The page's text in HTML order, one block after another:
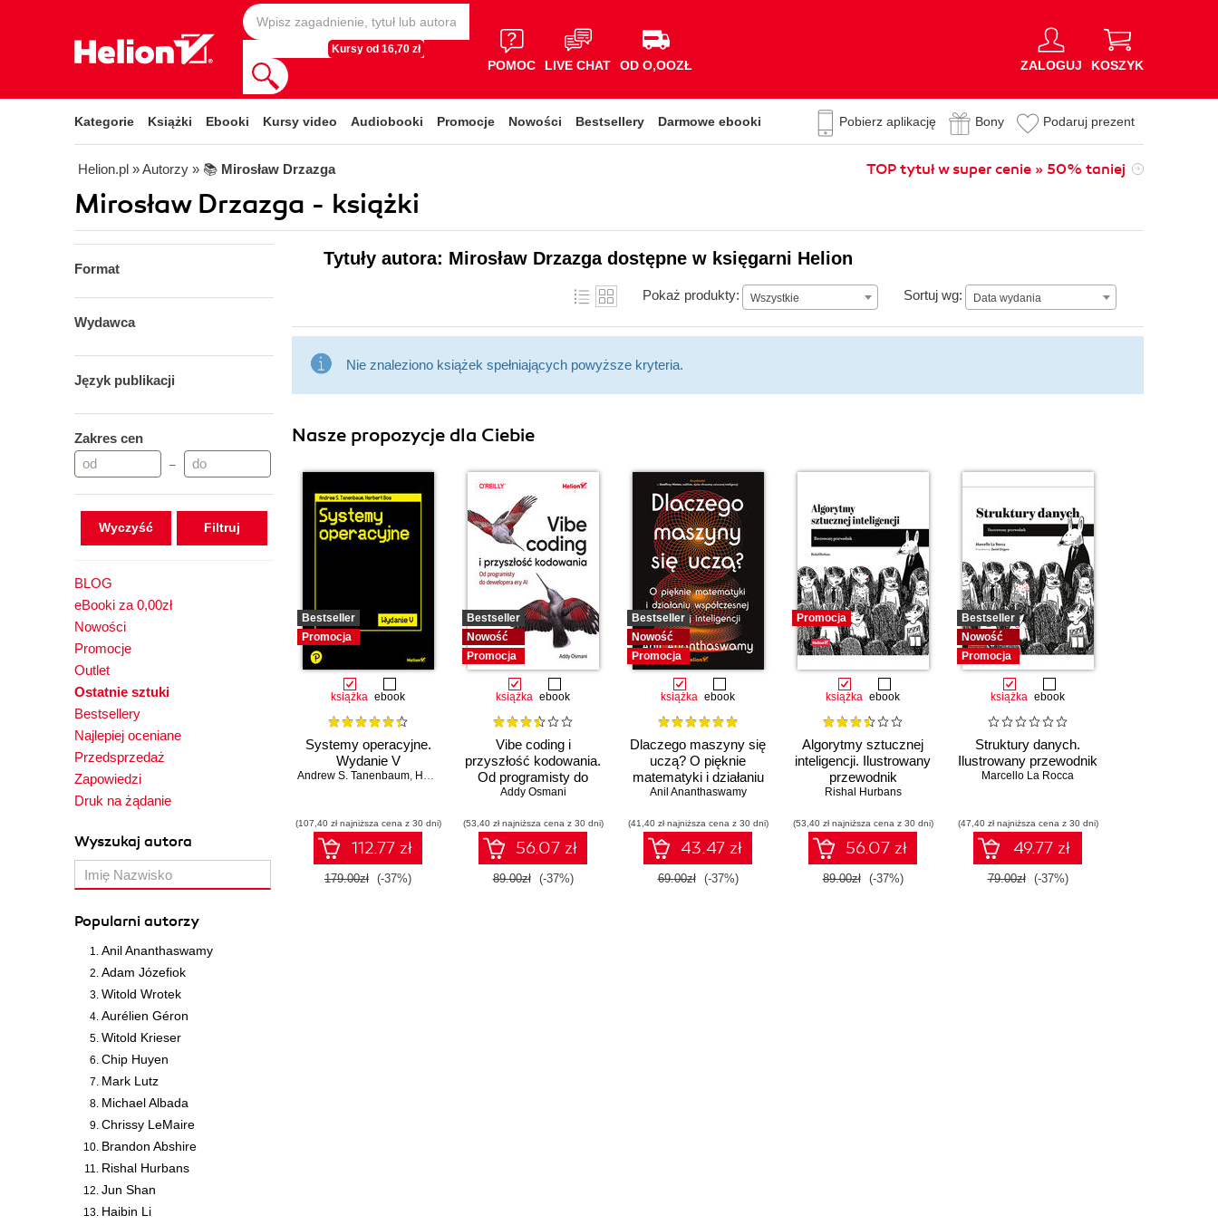
Kursy od 16,70 zł
POMOC LIVE CHAT OD O,OOZŁ ZALOGUJ KOSZYK
Kategorie Książki Ebooki Kursy video Audiobooki Promocje Nowości Bestsellery Darmowe ebooki Pobierz aplikację Bony Podaruj prezent
Helion.pl » Autorzy » 📚 Mirosław Drzazga TOP tytuł w super cenie » 50% taniej
Mirosław Drzazga - książki
Format
Wydawca
Język publikacji
Zakres cen
–
Wyczyść
BLOG
eBooki za 0,00zł
Nowości
Promocje
Outlet
Ostatnie sztuki
Bestsellery
Najlepiej oceniane
Przedsprzedaż
Zapowiedzi
Druk na żądanie
Wyszukaj autora
Popularni autorzy
Anil Ananthaswamy
Adam Józefiok
Witold Wrotek
Aurélien Géron
Witold Krieser
Chip Huyen
Mark Lutz
Michael Albada
Chrissy LeMaire
Brandon Abshire
Rishal Hurbans
Jun Shan
Haibin Li
Tytuły autora: Mirosław Drzazga dostępne w księgarni Helion
Pokaż produkty: Wszystkie Sortuj wg: Data wydania
Data wydania
Nie znaleziono książek spełniających powyższe kryteria.
Nasze propozycje dla Ciebie
Bestseller
Promocja
książka ebook
Systemy operacyjne.
Wydanie V
Andrew S. Tanenbaum, Herbert Bos
(107,40 zł najniższa cena z 30 dni)
112.77 zł
179.00zł (-37%)
Bestseller
Nowość
Promocja
książka ebook
Vibe coding i
przyszłość kodowania.
Od programisty do
dewelopera ery AI
Addy Osmani
(53,40 zł najniższa cena z 30 dni)
56.07 zł
89.00zł (-37%)
Bestseller
Nowość
Promocja
książka ebook
Dlaczego maszyny się
uczą? O pięknie
matematyki i działaniu
współczesnej sztucznej
Anil Ananthaswamy
(41,40 zł najniższa cena z 30 dni)
43.47 zł
69.00zł (-37%)
Promocja
książka ebook
Algorytmy sztucznej
inteligencji. Ilustrowany
przewodnik
Rishal Hurbans
(53,40 zł najniższa cena z 30 dni)
56.07 zł
89.00zł (-37%)
Bestseller
Nowość
Promocja
książka ebook
Struktury danych.
Ilustrowany przewodnik
Marcello La Rocca
(47,40 zł najniższa cena z 30 dni)
49.77 zł
79.00zł (-37%)